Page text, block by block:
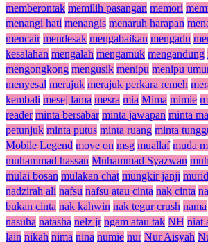
memberontak memilih pasangan memori
menangi hati menangis menaruh harapan
mencair mendesak mengabaikan mengadu
kesalahan mengalah mengamuk mengandung
mengongkong mengusik menipu menipu
menyesal merajuk merajuk perkara remeh
kembali mesej lama mesra mia Mima mimie
reader minta bersabar minta jawapan minta
petunjuk minta putus minta ruang minta
Mobile Legend move on msg muallaf muda
muhammad hassan Muhammad Syazwan
mulai bosan mulakan chat mungkir janji murid
nadzirah ali nafsu nafsu atau cinta nak cinta
bukan cinta nak kahwin nak tegur crush nama
nasuha natasha nelz jr ngam atau tak NH niat
lain nikah nima nina numie nur Nur Aisyah